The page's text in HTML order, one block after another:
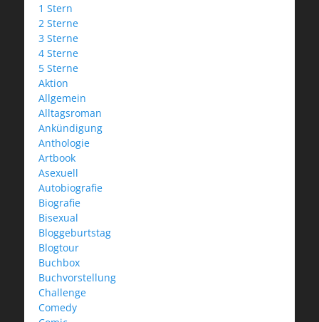
1 Stern
2 Sterne
3 Sterne
4 Sterne
5 Sterne
Aktion
Allgemein
Alltagsroman
Ankündigung
Anthologie
Artbook
Asexuell
Autobiografie
Biografie
Bisexual
Bloggeburtstag
Blogtour
Buchbox
Buchvorstellung
Challenge
Comedy